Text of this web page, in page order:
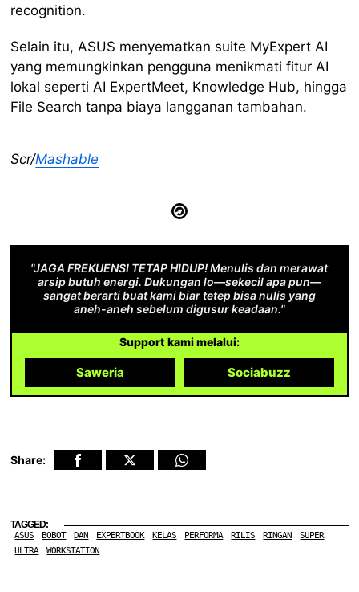
recognition.
Selain itu, ASUS menyematkan suite MyExpert AI
yang memungkinkan pengguna menikmati fitur AI
lokal seperti AI ExpertMeet, Knowledge Hub, hingga
File Search tanpa biaya langganan tambahan.
Scr/Mashable
"JAGA FREKUENSI TETAP HIDUP! Menulis dan merawat
arsip butuh energi. Dukungan lo—sekecil apa pun—
sangat berarti buat kami biar tetep bisa nulis yang
aneh-aneh sebelum digusur keadaan."
Support kami melalui:
Saweria Sociabuzz
Share:
TAGGED:
ASUS BOBOT DAN EXPERTBOOK KELAS PERFORMA RILIS RINGAN
SUPER
ULTRA
WORKSTATION